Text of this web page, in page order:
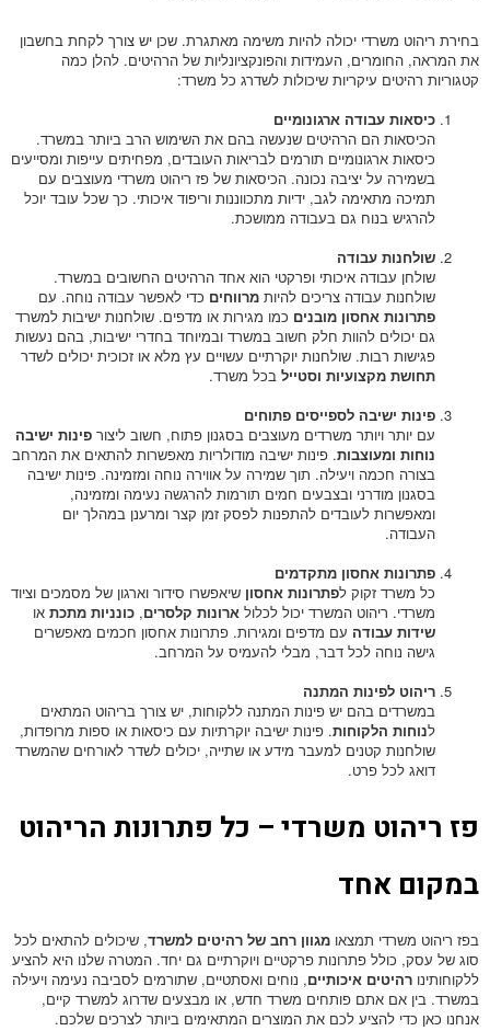
בחירת ריהוט משרדי יכולה להיות משימה מאתגרת. שכן יש צורך לקחת בחשבון
את המראה, החומרים, העמידות והפונקציונליות של הרהיטים. להלן כמה
קטגוריות רהיטים עיקריות שיכולות לשדרג כל משרד:
כיסאות עבודה ארגונומיים
הכיסאות הם הרהיטים שנעשה בהם את השימוש הרב ביותר במשרד.
כיסאות ארגונומיים תורמים לבריאות העובדים, מפחיתים עייפות ומסייעים
בשמירה על יציבה נכונה. הכיסאות של פז ריהוט משרדי מעוצבים עם
תמיכה מתאימה לגב, ידיות מתכווננות וריפוד איכותי. כך שכל עובד יוכל
להרגיש בנוח גם בעבודה ממושכת.
שולחנות עבודה
שולחן עבודה איכותי ופרקטי הוא אחד הרהיטים החשובים במשרד.
שולחנות עבודה צריכים להיות מרווחים כדי לאפשר עבודה נוחה. עם
פתרונות אחסון מובנים כמו מגירות או מדפים. שולחנות ישיבות למשרד
גם יכולים להוות חלק חשוב במשרד ובמיוחד בחדרי ישיבות, בהם נעשות
פגישות רבות. שולחנות יוקרתיים עשויים עץ מלא או זכוכית יכולים לשדר
תחושת מקצועיות וסטייל בכל משרד.
פינות ישיבה לספייסים פתוחים
עם יותר ויותר משרדים מעוצבים בסגנון פתוח, חשוב ליצור פינות ישיבה
נוחות ומעוצבות. פינות ישיבה מודולריות מאפשרות להתאים את המרחב
בצורה חכמה ויעילה. תוך שמירה על אווירה נוחה ומזמינה. פינות ישיבה
בסגנון מודרני ובצבעים חמים תורמות להרגשה נעימה ומזמינה,
ומאפשרות לעובדים להתפנות לפסק זמן קצר ומרענן במהלך יום
העבודה.
פתרונות אחסון מתקדמים
כל משרד זקוק לפתרונות אחסון שיאפשרו סידור וארגון של מסמכים וציוד
משרדי. ריהוט המשרד יכול לכלול ארונות קלסרים, כונניות מתכת או
שידות עבודה עם מדפים ומגירות. פתרונות אחסון חכמים מאפשרים
גישה נוחה לכל דבר, מבלי להעמיס על המרחב.
ריהוט לפינות המתנה
במשרדים בהם יש פינות המתנה ללקוחות, יש צורך בריהוט המתאים
לנוחות הלקוחות. פינות ישיבה יוקרתיות עם כיסאות או ספות מרופדות,
שולחנות קטנים למעבר מידע או שתייה, יכולים לשדר לאורחים שהמשרד
דואג לכל פרט.
פז ריהוט משרדי – כל פתרונות הריהוט
במקום אחד
בפז ריהוט משרדי תמצאו מגוון רחב של רהיטים למשרד, שיכולים להתאים לכל
סוג של עסק, כולל פתרונות פרקטיים ויוקרתיים גם יחד. המטרה שלנו היא להציע
ללקוחותינו רהיטים איכותיים, נוחים ואסתטיים, שתורמים לסביבה נעימה ויעילה
במשרד. בין אם אתם פותחים משרד חדש, או מבצעים שדרוג למשרד קיים,
אנחנו כאן כדי להציע לכם את המוצרים המתאימים ביותר לצרכים שלכם.